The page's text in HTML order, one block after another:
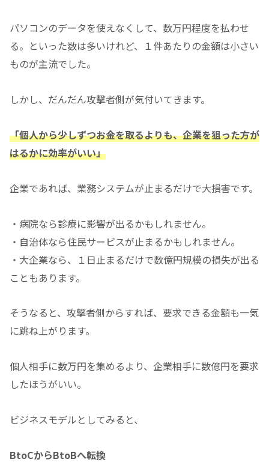
パソコンのデータを使えなくして、数万円程度を払わせ
る。といった数は多いけれど、１件あたりの金額は小さい
ものが主流でした。
しかし、だんだん攻撃者側が気付いてきます。
「個人から少しずつお金を取るよりも、企業を狙った方が
はるかに効率がいい」
企業であれば、業務システムが止まるだけで大損害です。
・病院なら診療に影響が出るかもしれません。
・自治体なら住民サービスが止まるかもしれません。
・大企業なら、１日止まるだけで数億円規模の損失が出る
こともあります。
そうなると、攻撃者側からすれば、要求できる金額も一気
に跳ね上がります。
個人相手に数万円を集めるより、企業相手に数億円を要求
したほうがいい。
ビジネスモデルとしてみると、
BtoCからBtoBへ転換